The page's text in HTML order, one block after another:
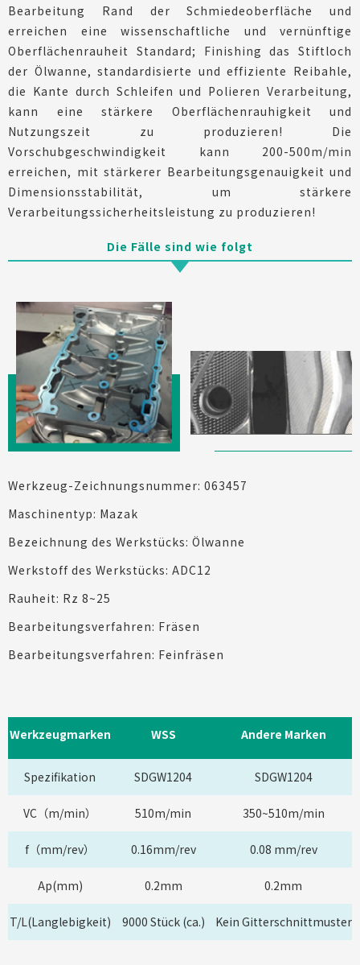
Bearbeitung Rand der Schmiedeoberfläche und
erreichen eine wissenschaftliche und vernünftige
Oberflächenrauheit Standard; Finishing das Stiftloch
der Ölwanne, standardisierte und effiziente Reibahle,
die Kante durch Schleifen und Polieren Verarbeitung,
kann eine stärkere Oberflächenrauhigkeit und
Nutzungszeit zu produzieren! Die
Vorschubgeschwindigkeit kann 200-500m/min
erreichen, mit stärkerer Bearbeitungsgenauigkeit und
Dimensionsstabilität, um stärkere
Verarbeitungssicherheitsleistung zu produzieren!
Die Fälle sind wie folgt
Werkzeug-Zeichnungsnummer: 063457
Maschinentyp: Mazak
Bezeichnung des Werkstücks: Ölwanne
Werkstoff des Werkstücks: ADC12
Rauheit: Rz 8~25
Bearbeitungsverfahren: Fräsen
Bearbeitungsverfahren: Feinfräsen
Werkzeugmarken WSS Andere Marken
Spezifikation SDGW1204 SDGW1204
VC（m/min） 510m/min 350~510m/min
f（mm/rev） 0.16mm/rev 0.08 mm/rev
Ap(mm) 0.2mm 0.2mm
T/L(Langlebigkeit) 9000 Stück (ca.) Kein Gitterschnittmuster